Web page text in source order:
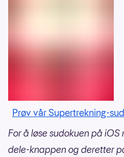
Prøv vår Supertrekning-
For å løse sudokuen på
dele-knappen og deretter